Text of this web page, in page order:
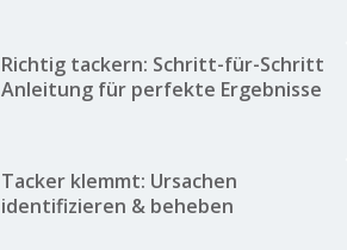
Richtig tackern: Schritt-für-Schritt
Anleitung für perfekte Ergebnisse
Tacker klemmt: Ursachen
identifizieren & beheben